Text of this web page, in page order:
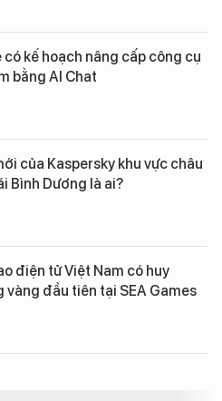
có kế hoạch nâng cấp công cụ
bằng AI Chat
của Kaspersky khu vực châu
Bình Dương là ai?
điện tử Việt Nam có huy
vàng đầu tiên tại SEA Games